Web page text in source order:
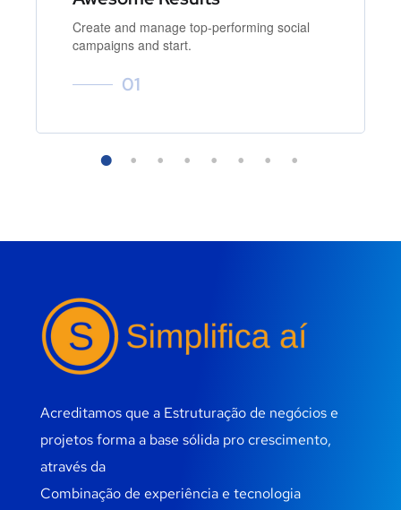
Create and manage top-performing social
campaigns and start.
01
Acreditamos que a Estruturação de negócios e
projetos forma a base sólida pro crescimento,
através da
Combinação de experiência e tecnologia